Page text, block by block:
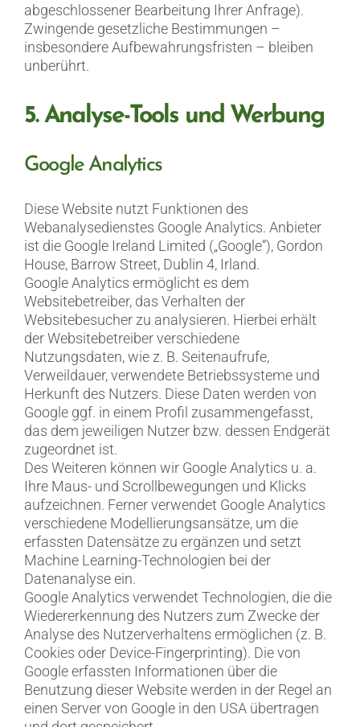
abgeschlossener Bearbeitung Ihrer Anfrage).
Zwingende gesetzliche Bestimmungen –
insbesondere Aufbewahrungsfristen – bleiben
unberührt.
5. Analyse-Tools und Werbung
Google Analytics
Diese Website nutzt Funktionen des
Webanalysedienstes Google Analytics. Anbieter
ist die Google Ireland Limited („Google“), Gordon
House, Barrow Street, Dublin 4, Irland.
Google Analytics ermöglicht es dem
Websitebetreiber, das Verhalten der
Websitebesucher zu analysieren. Hierbei erhält
der Websitebetreiber verschiedene
Nutzungsdaten, wie z. B. Seitenaufrufe,
Verweildauer, verwendete Betriebssysteme und
Herkunft des Nutzers. Diese Daten werden von
Google ggf. in einem Profil zusammengefasst,
das dem jeweiligen Nutzer bzw. dessen Endgerät
zugeordnet ist.
Des Weiteren können wir Google Analytics u. a.
Ihre Maus- und Scrollbewegungen und Klicks
aufzeichnen. Ferner verwendet Google Analytics
verschiedene Modellierungsansätze, um die
erfassten Datensätze zu ergänzen und setzt
Machine Learning-Technologien bei der
Datenanalyse ein.
Google Analytics verwendet Technologien, die die
Wiedererkennung des Nutzers zum Zwecke der
Analyse des Nutzerverhaltens ermöglichen (z. B.
Cookies oder Device-Fingerprinting). Die von
Google erfassten Informationen über die
Benutzung dieser Website werden in der Regel an
einen Server von Google in den USA übertragen